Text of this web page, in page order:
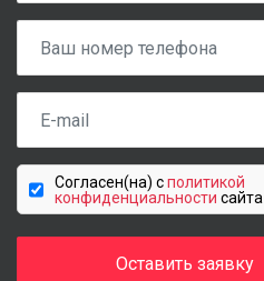
Cогласен(на) cполитикой
конфиденциальности сайта
Оставить заявку